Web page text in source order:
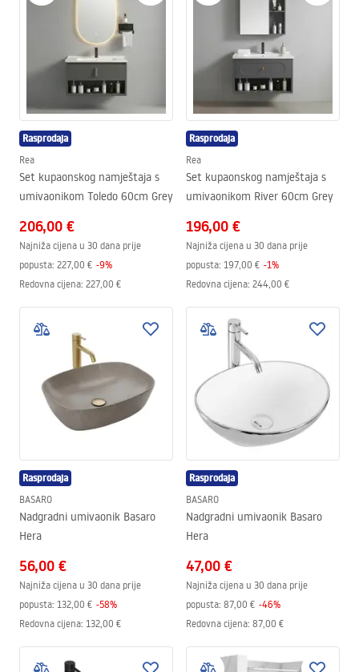
Rasprodaja
Rea
Set kupaonskog namještaja s
umivaonikom Toledo 60cm Grey
206,00 €
Najniža cijena u 30 dana prije
popusta: 227,00 € -9%
Redovna cijena: 227,00 €
Rasprodaja
Rea
Set kupaonskog namještaja s
umivaonikom River 60cm Grey
196,00 €
Najniža cijena u 30 dana prije
popusta: 197,00 € -1%
Redovna cijena: 244,00 €
Rasprodaja
BASARO
Nadgradni umivaonik Basaro
Hera
56,00 €
Najniža cijena u 30 dana prije
popusta: 132,00 € -58%
Redovna cijena: 132,00 €
Rasprodaja
BASARO
Nadgradni umivaonik Basaro
Hera
47,00 €
Najniža cijena u 30 dana prije
popusta: 87,00 € -46%
Redovna cijena: 87,00 €